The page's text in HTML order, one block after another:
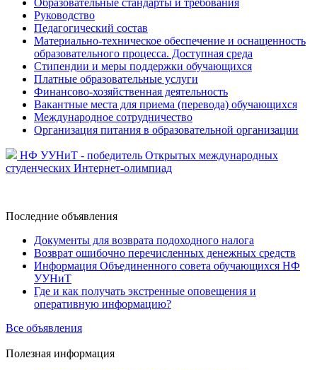
Руководство
Педагогический состав
Материально-техническое обеспечение и оснащенность
образовательного процесса. Доступная среда
Стипендии и меры поддержки обучающихся
Платные образовательные услуги
Финансово-хозяйственная деятельность
Вакантные места для приема (перевода) обучающихся
Международное сотрудничество
Организация питания в образовательной организации
НФ УУНиТ - победитель Открытых международных
студенческих Интернет-олимпиад
Последние объявления
Документы для возврата подоходного налога
Возврат ошибочно перечисленных денежных средств
Информация Объединенного совета обучающихся НФ
УУНиТ
Где и как получать экстренные оповещения и
оперативную информацию?
Все объявления
Полезная информация